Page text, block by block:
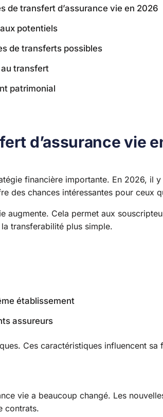
de transfert d’assurance vie en 2026
potentiels
de transferts possibles
transfert
patrimonial
d’assurance vie
financière importante. En 2026, il
des chances intéressantes pour ceux
augmente. Cela permet aux
transferabilité plus simple.
établissement
assureurs
Ces caractéristiques influencent
vie a beaucoup changé. Les
contrats.